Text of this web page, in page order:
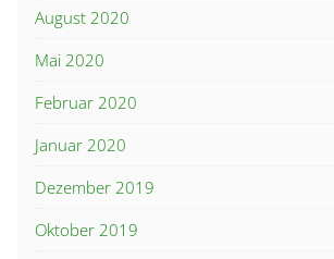
August 2020
Mai 2020
Februar 2020
Januar 2020
Dezember 2019
Oktober 2019